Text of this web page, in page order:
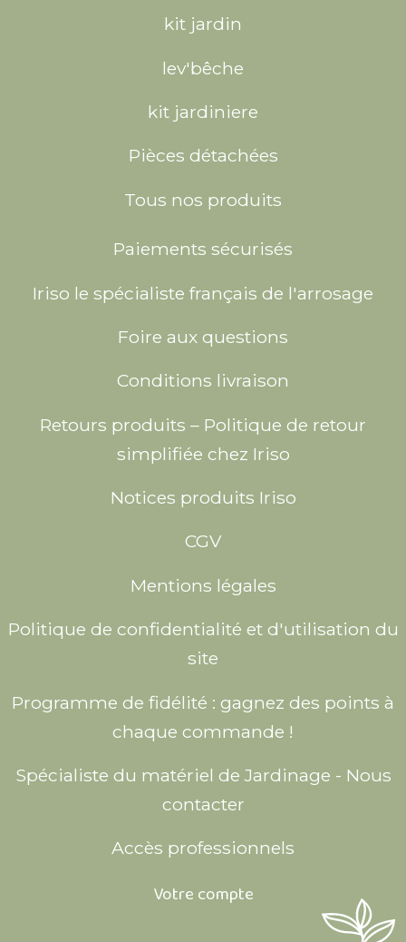
kit jardin
lev'bêche
kit jardiniere
Pièces détachées
Tous nos produits
Paiements sécurisés
Iriso le spécialiste français de l'arrosage
Foire aux questions
Conditions livraison
Retours produits – Politique de retour
simplifiée chez Iriso
Notices produits Iriso
CGV
Mentions légales
Politique de confidentialité et d'utilisation du
site
Programme de fidélité : gagnez des points à
chaque commande !
Spécialiste du matériel de Jardinage - Nous
contacter
Accès professionnels
Votre compte